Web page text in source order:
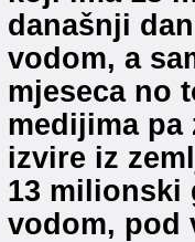
današnji
vodom, a
mjeseca no
medijima pa
izvire iz
13 milionski
vodom, pod